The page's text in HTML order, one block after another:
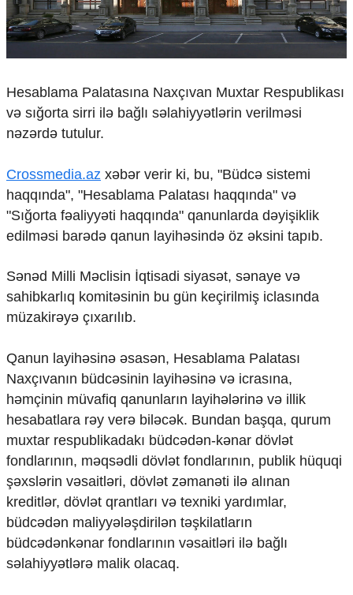
Araşdırma
Multimedia
Video
İnfoqrafika
Podcast
Elm və təhsil
Mədəniyyət
Diaspor
Yüksəliş hekayəsi
Mədəniyyətimizin Zəfəri
Səhiyyə
Ailə və uşaq
Turizm
İqtisadi xəbərlər
Energetika
Neft-qaz
Əmək və sosial siyasət
Kənd təsərrüfatı
Hərbi sənaye
Telekommunikasiya və nəqliyyat
COP29
Cəmiyyət
Crossmedia.az - 1 yaş
Siyasət
Hesablama Palatasına Naxçıvan Muxtar Respublikası
və sığorta sirri ilə bağlı səlahiyyətlərin verilməsi
nəzərdə tutulur.
Crossmedia.az xəbər verir ki, bu, "Büdcə sistemi
haqqında", "Hesablama Palatası haqqında" və
"Sığorta fəaliyyəti haqqında" qanunlarda dəyişiklik
edilməsi barədə qanun layihəsində öz əksini tapıb.
Sənəd Milli Məclisin İqtisadi siyasət, sənaye və
sahibkarlıq komitəsinin bu gün keçirilmiş iclasında
müzakirəyə çıxarılıb.
Qanun layihəsinə əsasən, Hesablama Palatası
Naxçıvanın büdcəsinin layihəsinə və icrasına,
həmçinin müvafiq qanunların layihələrinə və illik
hesabatlara rəy verə biləcək. Bundan başqa, qurum
muxtar respublikadakı büdcədən-kənar dövlət
fondlarının, məqsədli dövlət fondlarının, publik hüquqi
şəxslərin vəsaitləri, dövlət zəmanəti ilə alınan
kreditlər, dövlət qrantları və texniki yardımlar,
büdcədən maliyyələşdirilən təşkilatların
büdcədənkənar fondlarının vəsaitləri ilə bağlı
səlahiyyətlərə malik olacaq.